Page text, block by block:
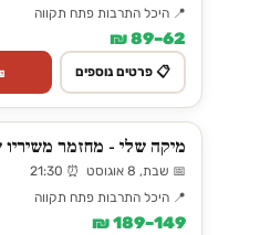
📍 היכל התרבות פתח תקווה
62–89 ₪
📋 פרטים נוספים
מיקה שלי - מחזמר משיריו
📅 שבת, 8 אוגוסט ⏰ 21:30
📍 היכל התרבות פתח תקווה
149–189 ₪